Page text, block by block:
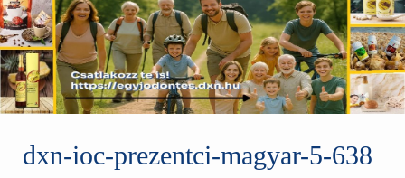
dxn-ioc-prezentci-magyar-5-638